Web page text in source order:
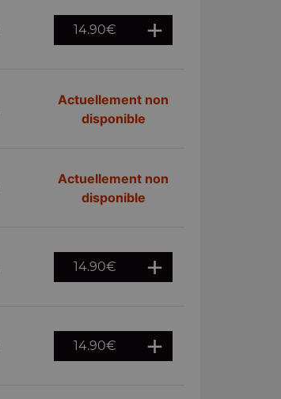
14.90€
Actuellement non
disponible
Actuellement non
disponible
14.90€
14.90€